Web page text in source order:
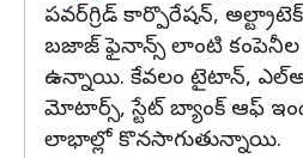
పవర్‌గ్రిడ్‌ కార్పొరేషన్‌,
బజాజ్‌ ఫైనాన్స్‌ లాంటి కంపెనీల
ఉన్నాయి. కేవలం టైటాన్‌,
మోటార్స్‌, స్టేట్‌ బ్యాంక్‌ ఆఫ్‌
లాభాల్లో కొనసాగుతున్నాయి.